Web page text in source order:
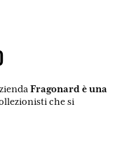
Fragonard è una
che si